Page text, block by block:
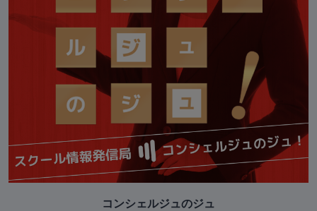
コンシェルジュのジュ